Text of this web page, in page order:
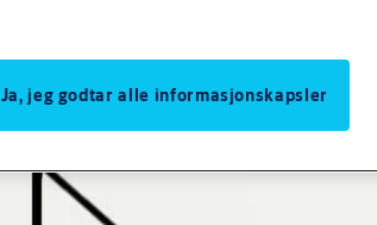
Ja, jeg godtar alle informasjonskapsler